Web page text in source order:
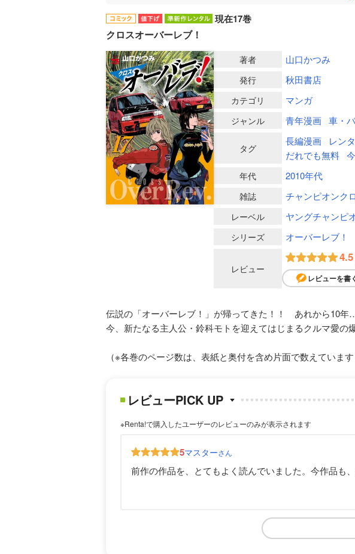
現在17巻
クロスオーバーレブ！
著者 山口かつみ
発行 秋田書店
カテゴリ マンガ
ジャンル 青年漫画 車・
タグ
長編漫画 レン
だれでも無料
年代 2010年代
雑誌 チャンピオンク
レーベル ヤングチャンピ
シリーズ オーバーレブ！
レビュー
4.5
レビューを書
伝説の「オーバーレブ！」が帰ってきた！！ あれから10
今、新たなる主人公・鈴科モトを迎えてはじまるクルマ愛の
（※各巻のページ数は、表紙と奥付を含め片面で数えています
レビューPICK UP
※Renta!で購入したユーザーのレビューのみが表示されます
5マスターさん
前作の作品を、とてもよく読んでいました。今作品も